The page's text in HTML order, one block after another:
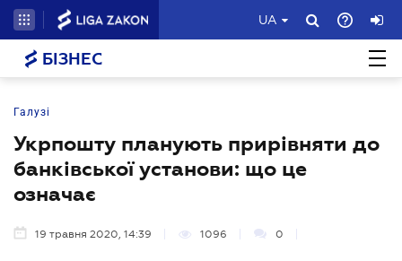
UA
БІЗНЕС
Галузі
Укрпошту планують прирівняти до
банківської установи: що це
означає
19 травня 2020, 14:39 1096 0